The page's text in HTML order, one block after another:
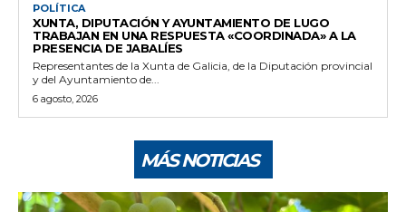
POLÍTICA
XUNTA, DIPUTACIÓN Y AYUNTAMIENTO DE LUGO
TRABAJAN EN UNA RESPUESTA «COORDINADA» A LA
PRESENCIA DE JABALÍES
Representantes de la Xunta de Galicia, de la Diputación provincial
y del Ayuntamiento de...
6 agosto, 2026
MÁS NOTICIAS